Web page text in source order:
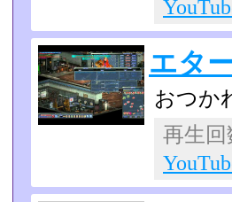
エタ
おつか
再生